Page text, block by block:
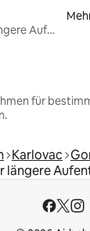
Unterkünfte für längere Aufenthalte
für
Karlovac
längere